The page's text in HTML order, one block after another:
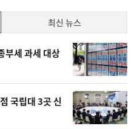
락
최신 뉴스
부세 과세 대상
국립대 3곳 신